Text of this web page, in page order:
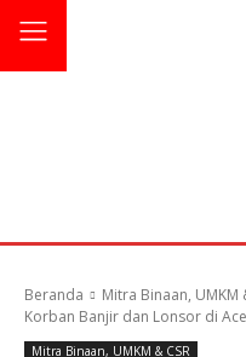
Beranda Mitra Binaan, UMKM
Korban Banjir dan Lonsor di
Mitra Binaan, UMKM & CSR